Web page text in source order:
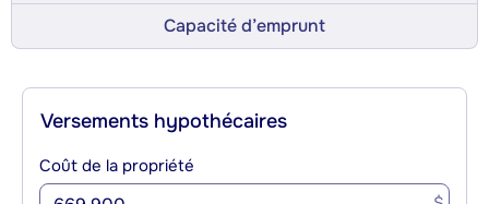
Capacité d’emprunt
Versements hypothécaires
Coût de la propriété